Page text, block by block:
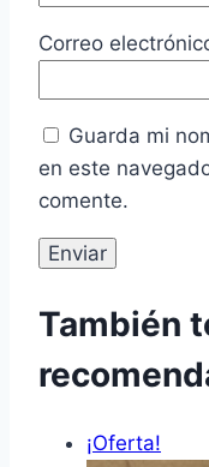
Correo
Guarda mi
en este
comente.
También
¡Oferta!